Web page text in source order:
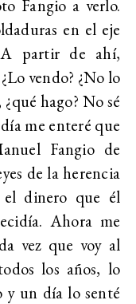
Fangio a verlo.
en el eje
A partir de ahí,
vendo? ¿No lo
hago? No sé
me enteré que
Fangio de
de la herencia
el dinero que él
Ahora me
vez que voy al
los años, lo
un día lo senté